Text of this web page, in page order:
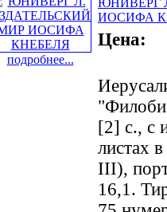
подробнее...
ЮНИВЕРГ
ИОСИФА
Цена:
[2] c., с
листах
III),
16,1.